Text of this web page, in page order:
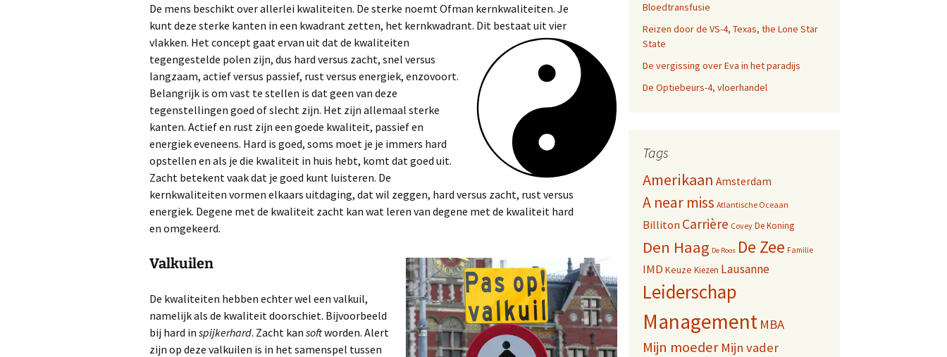
De mens beschikt over allerlei kwaliteiten. De sterke noemt Ofman kernkwaliteiten. Je
kunt deze sterke kanten in een kwadrant zetten, het kernkwadrant. Dit bestaat uit vier
vlakken. Het concept gaat ervan uit dat de kwaliteiten
tegengestelde polen zijn, dus hard versus zacht, snel versus
langzaam, actief versus passief, rust versus energiek, enzovoort.
Belangrijk is om vast te stellen is dat geen van deze
tegenstellingen goed of slecht zijn. Het zijn allemaal sterke
kanten. Actief en rust zijn een goede kwaliteit, passief en
energiek eveneens. Hard is goed, soms moet je je immers hard
opstellen en als je die kwaliteit in huis hebt, komt dat goed uit.
Zacht betekent vaak dat je goed kunt luisteren. De
kernkwaliteiten vormen elkaars uitdaging, dat wil zeggen, hard versus zacht, rust versus
energiek. Degene met de kwaliteit zacht kan wat leren van degene met de kwaliteit hard
en omgekeerd.
Valkuilen
De kwaliteiten hebben echter wel een valkuil,
namelijk als de kwaliteit doorschiet. Bijvoorbeeld
bij hard in spijkerhard. Zacht kan softworden. Alert
zijn op deze valkuilen is in het samenspel tussen
Bloedtransfusie
Reizen door de VS-4, Texas, the Lone Star
State
De vergissing over Eva in het paradijs
De Optiebeurs-4, vloerhandel
Tags
Amerikaan Amsterdam
A near miss Atlantische Oceaan
BillitonCarrière Covey De Koning
Den Haag De Roos De Zee Familie
IMD Keuze Kiezen Lausanne
Leiderschap
Management MBA
Mijn moeder Mijn vader